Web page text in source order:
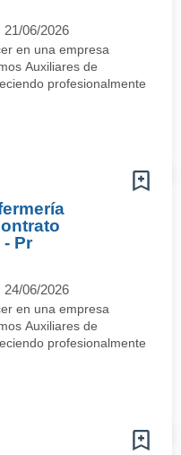
21/06/2026
en una empresa
Auxiliares de
profesionalmente
Pr
24/06/2026
en una empresa
Auxiliares de
profesionalmente